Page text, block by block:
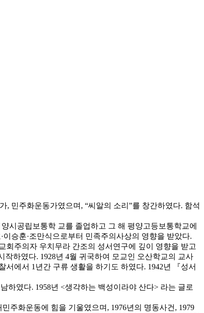
, 민주화운동가였으며, “씨알의 소리”를 창간하였다. 함석
시공립보통학 교를 졸업하고 그 해 평양고등보통학교에
승훈·조만식으로부터 민족주의사상의 영향을 받았다.
회주의자 우치무라 간조의 성서연구에 깊이 영향을 받고
하였다. 1928년 4월 귀국하여 모교인 오산학교의 교사
에서 1년간 구류 생활을 하기도 하였다. 1942년 『성서
하였다. 1958년 <생각하는 백성이라야 산다> 라는 글로
주화운동에 힘을 기울였으며, 1976년의 명동사건, 1979